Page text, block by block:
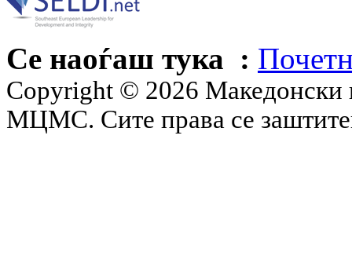
Се наоѓаш тука :
Copyright © 2026 Македонски
МЦМС. Сите права се